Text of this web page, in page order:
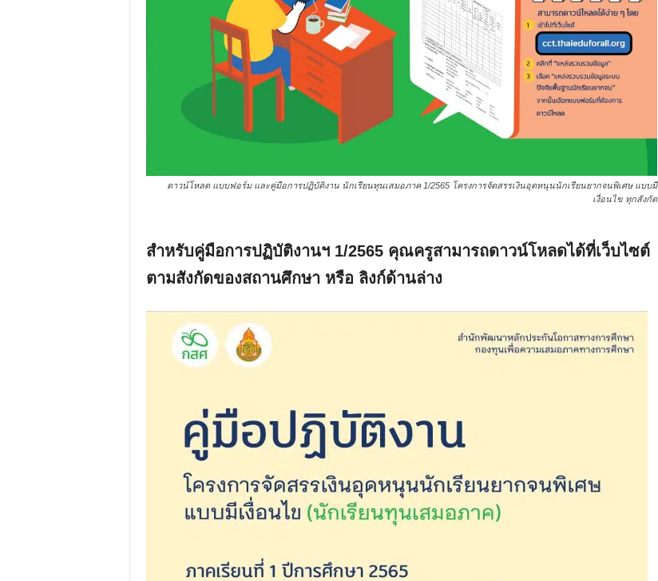
ดาวน์โหลด แบบฟอร์ม และคู่มือการปฏิบัติงาน นักเรียนทุนเสมอภาค 1/2565 โครงการจัดสรรเงินอุดหนุนนักเรียนยากจนพิเศษ แบบมี
เงื่อนไข ทุกสังกัด
สำหรับคู่มือการปฏิบัติงานฯ 1/2565 คุณครูสามารถดาวน์โหลดได้ที่เว็บไซต์
ตามสังกัดของสถานศึกษา หรือ ลิงก์ด้านล่าง